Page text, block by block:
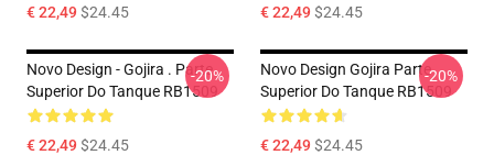
€ 22,49$24.45 € 22,49$24.45
Novo Design - Gojira . Parte
Superior Do Tanque RB1509
€ 22,49$24.45
-20%
Novo Design Gojira Parte
Superior Do Tanque RB1509
€ 22,49$24.45
-20%